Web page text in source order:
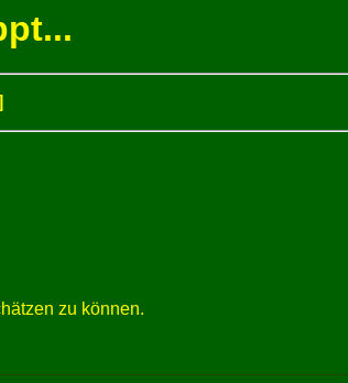
zu können.